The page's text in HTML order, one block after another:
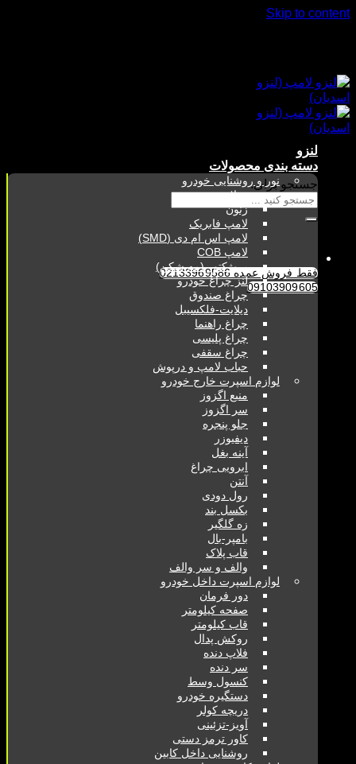
Skip to content
جستجو برای:
فقط فروش عمده 02133969586
09103909605
لنزو
دسته بندی محصولات
نور و روشنایی خودرو
هدلایت
زنون
لامپ فابریک
لامپ اس ام دی (SMD)
لامپ COB
پروژکتور (مه شکن)
لنز چراغ خودرو
چراغ صندوق
دیلایت-فلکسیبل
چراغ راهنما
چراغ پلیسی
چراغ سقفی
حباب لامپ و درپوش
لوازم اسپرت خارج خودرو
منبع اگزوز
سر اگزوز
جلو پنجره
دیفیوزر
آینه بغل
ابرویی چراغ
آنتن
رول دودی
بکسل بند
زه گلگیر
بامپر-بال
قاب پلاک
والف و سر والف
لوازم اسپرت داخل خودرو
دور فرمان
صفحه کیلومتر
قاب کیلومتر
روکش پدال
فلاپ دنده
سر دنده
کنسول وسط
دستگیره خودرو
دریچه کولر
آویز-تزئینی
کاور ترمز دستی
روشنایی داخل کابین